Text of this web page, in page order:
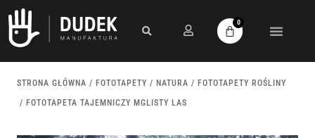
0
STRONA GŁÓWNA / FOTOTAPETY / NATURA / FOTOTAPETY ROŚLINY
/ FOTOTAPETA TAJEMNICZY MGLISTY LAS